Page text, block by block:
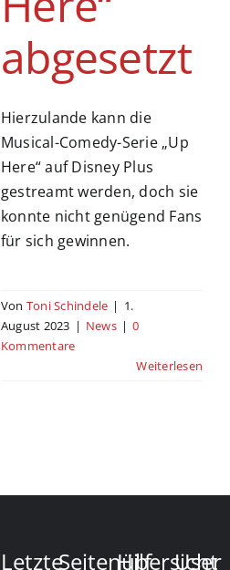
abgesetzt
Hierzulande kann die
Musical-Comedy-Serie „Up
Here“ auf Disney Plus
gestreamt werden, doch sie
konnte nicht genügend Fans
für sich gewinnen.
Von Toni Schindele | 1.
August 2023 | News | 0
Kommentare
Weiterlesen
LetzteSeitenübersicht
Hilf User